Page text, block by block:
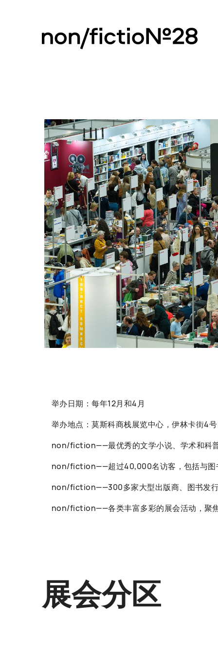
举办日期：每年12月和4月
举办地点：莫斯科商栈展览中心，伊林卡街4号
non/fiction——最优秀的文学小说、学术和科
non/fiction——超过40,000名访客，包括与图
non/fiction——300多家大型出版商、图书发
non/fiction——各类丰富多彩的展会活动，聚
展会分区